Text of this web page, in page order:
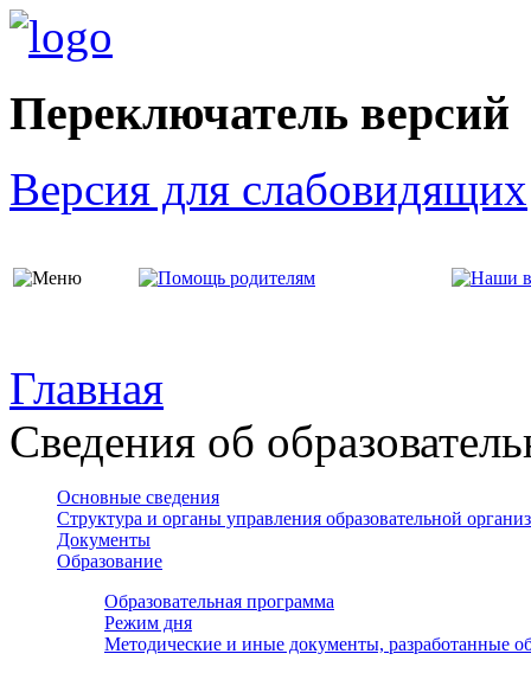
Переключатель версий
Версия для слабовидящих
Главная
Сведения об
Основные сведения
Структура и органы управления образовательной
Документы
Образование
Образовательная программа
Режим дня
Методические и иные документы, разработанные